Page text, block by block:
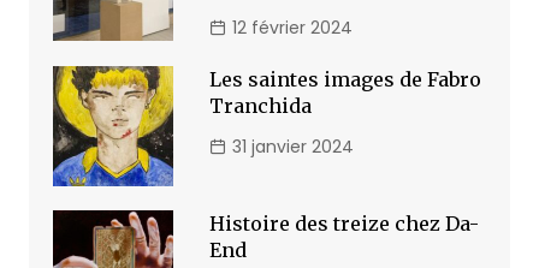
12 février 2024
Les saintes images de Fabro
Tranchida
31 janvier 2024
Histoire des treize chez Da-
End